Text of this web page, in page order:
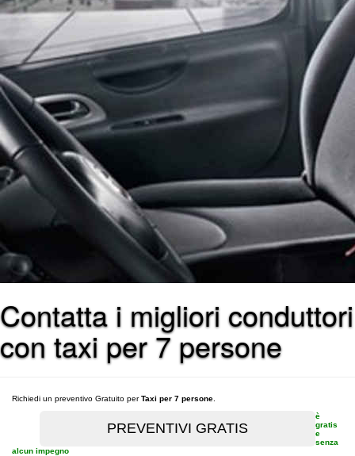
Contatta i migliori conduttori
con taxi per 7 persone
Richiedi un preventivo Gratuito perTaxi per 7 persone
è
gratis
e
senza
alcun impegno